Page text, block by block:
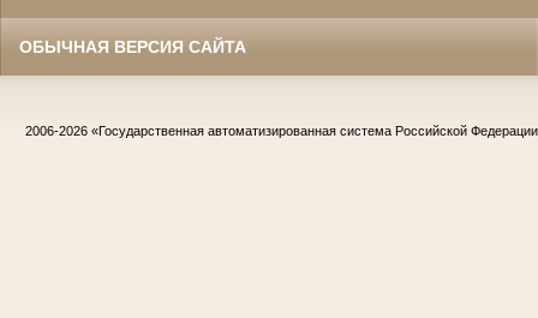
ОБЫЧНАЯ ВЕРСИЯ САЙТА
2006-2026 «Государственная автоматизированная система Российской